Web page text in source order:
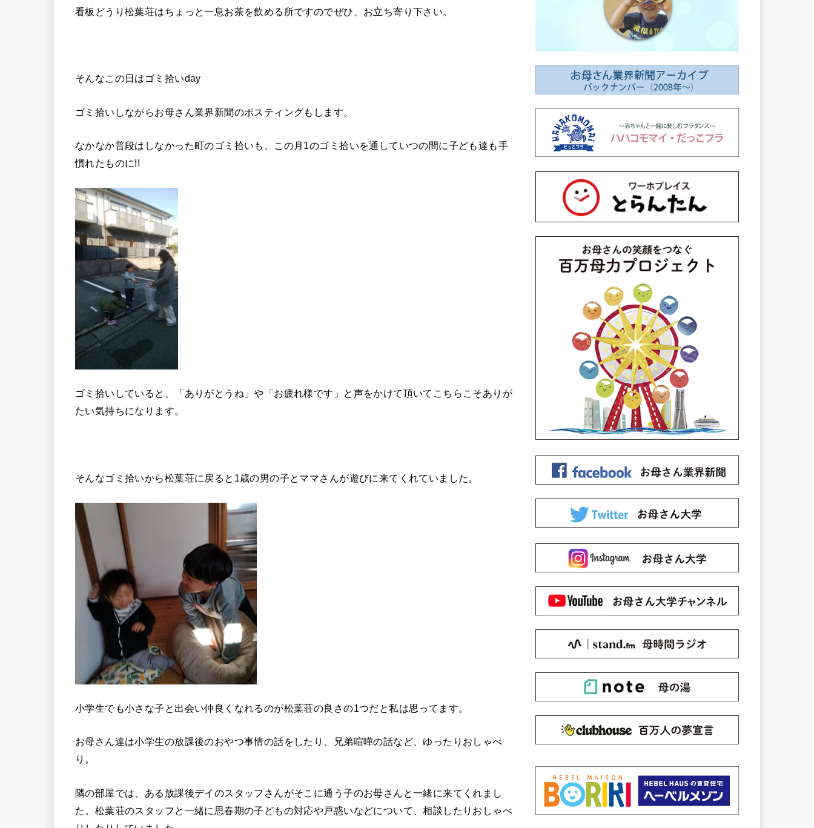
看板どうり松葉荘はちょっと一息お茶を飲める所ですのでぜひ、お立ち寄り下さい。
そんなこの日はゴミ拾いday
ゴミ拾いしながらお母さん業界新聞のポスティングもします。
なかなか普段はしなかった町のゴミ拾いも、この月1のゴミ拾いを通していつの間に子ども達も手
慣れたものに!!
ゴミ拾いしていると、「ありがとうね」や「お疲れ様です」と声をかけて頂いてこちらこそありが
たい気持ちになります。
そんなゴミ拾いから松葉荘に戻ると1歳の男の子とママさんが遊びに来てくれていました。
小学生でも小さな子と出会い仲良くなれるのが松葉荘の良さの1つだと私は思ってます。
お母さん達は小学生の放課後のおやつ事情の話をしたり、兄弟喧嘩の話など、ゆったりおしゃべ
り。
隣の部屋では、ある放課後デイのスタッフさんがそこに通う子のお母さんと一緒に来てくれまし
た。松葉荘のスタッフと一緒に思春期の子どもの対応や戸惑いなどについて、相談したりおしゃべ